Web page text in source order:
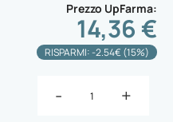
Prezzo UpFarma
14,36 €
RISPARMI: -2.54€ (15%)
- +